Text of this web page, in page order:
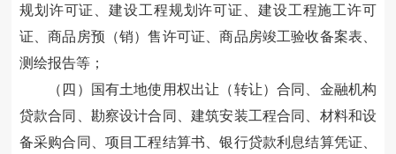
规划许可证、建设工程规划许可证、建设工程施工许可
证、商品房预（销）售许可证、商品房竣工验收备案表、
测绘报告等；
（四）国有土地使用权出让（转让）合同、金融机构
贷款合同、勘察设计合同、建筑安装工程合同、材料和设
备采购合同、项目工程结算书、银行贷款利息结算凭证、